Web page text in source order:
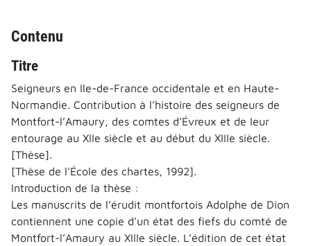
Contenu
Titre
Seigneurs en Ile-de-France occidentale et en Haute-
Normandie. Contribution à l’histoire des seigneurs de
Montfort-l’Amaury, des comtes d’Évreux et de leur
entourage au XIIe siècle et au début du XIIIe siècle.
[Thèse].
[Thèse de l'École des chartes, 1992].
Introduction de la thèse :
Les manuscrits de l’érudit montfortois Adolphe de Dion
contiennent une copie d’un état des fiefs du comté de
Montfort-l’Amaury au XIIIe siècle. L’édition de cet état